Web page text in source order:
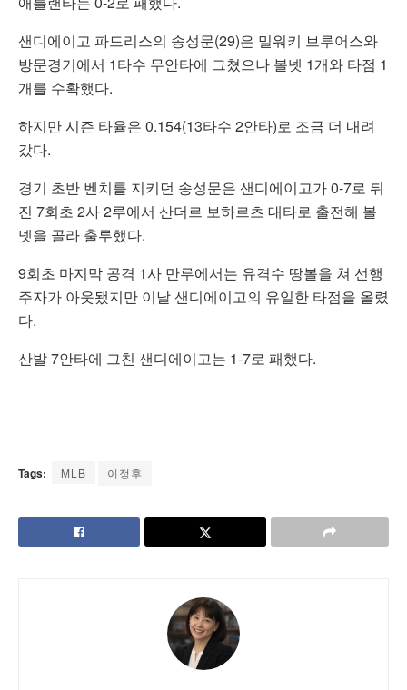
샌디에이고 파드리스의 송성문(29)은 밀워키 브루어스와
방문경기에서 1타수 무안타에 그쳤으나 볼넷 1개와 타점 1
개를 수확했다.
하지만 시즌 타율은 0.154(13타수 2안타)로 조금 더 내려
갔다.
경기 초반 벤치를 지키던 송성문은 샌디에이고가 0-7로 뒤
진 7회초 2사 2루에서 산더르 보하르츠 대타로 출전해 볼
넷을 골라 출루했다.
9회초 마지막 공격 1사 만루에서는 유격수 땅볼을 쳐 선행
주자가 아웃됐지만 이날 샌디에이고의 유일한 타점을 올렸
다.
산발 7안타에 그친 샌디에이고는 1-7로 패했다.
Tags: MLB 이정후